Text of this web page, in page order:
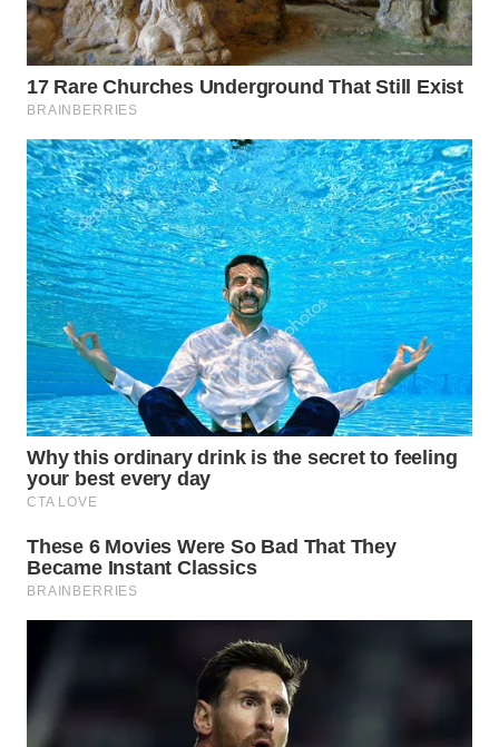
INDRAMAYU
KUNINGAN
WN
MAJALENGKA
WN
SUBANG
WN
SUKABUMI
WN
PURWAKARTA
WN
PRIANGAN
WN
SEMARANG